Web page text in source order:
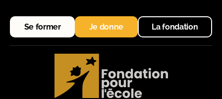
Se former Je donne La fondation